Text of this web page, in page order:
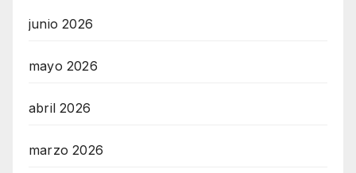
junio 2026
mayo 2026
abril 2026
marzo 2026